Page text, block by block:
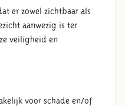
er zowel zichtbaar als
aanwezig is ter
veiligheid en
voor schade en/of